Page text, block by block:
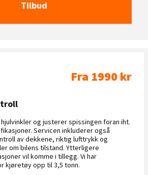
Tilbud
Fra 1990 kr
og justerer spissingen foran iht.
Servicen inkluderer også
av dekkene, riktig lufttrykk og
om bilens tilstand. Ytterligere
vil komme i tillegg. Vi har
kjøretøy opp til 3,5 tonn.